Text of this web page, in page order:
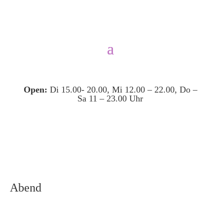
Open: Di 15.00- 20.00, Mi 12.00 – 22.00, Do –
Sa 11 – 23.00 Uhr
Abend